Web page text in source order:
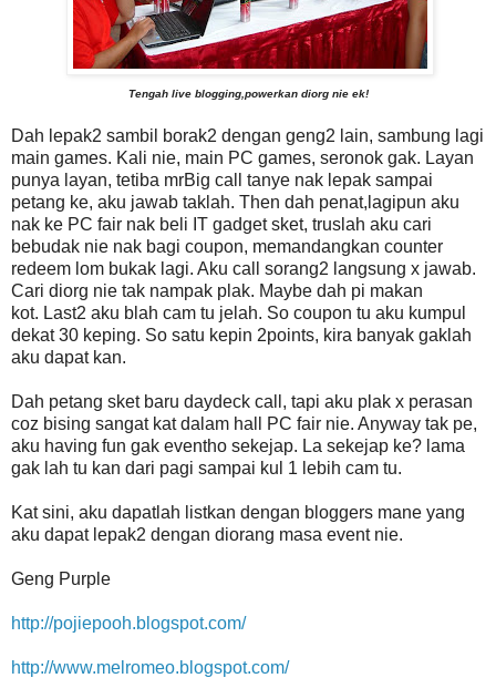
Tengah live blogging,powerkan diorg nie ek!
Dah lepak2 sambil borak2 dengan geng2 lain, sambung lagi
main games. Kali nie, main PC games, seronok gak. Layan
punya layan, tetiba mrBig call tanye nak lepak sampai
petang ke, aku jawab taklah. Then dah penat,lagipun aku
nak ke PC fair nak beli IT gadget sket, truslah aku cari
bebudak nie nak bagi coupon, memandangkan counter
redeem lom bukak lagi. Aku call sorang2 langsung x jawab.
Cari diorg nie tak nampak plak. Maybe dah pi makan
kot. Last2 aku blah cam tu jelah. So coupon tu aku kumpul
dekat 30 keping. So satu kepin 2points, kira banyak gaklah
aku dapat kan.
Dah petang sket baru daydeck call, tapi aku plak x perasan
coz bising sangat kat dalam hall PC fair nie. Anyway tak pe,
aku having fun gak eventho sekejap. La sekejap ke? lama
gak lah tu kan dari pagi sampai kul 1 lebih cam tu.
Kat sini, aku dapatlah listkan dengan bloggers mane yang
aku dapat lepak2 dengan diorang masa event nie.
Geng Purple
http://pojiepooh.blogspot.com/
http://www.melromeo.blogspot.com/